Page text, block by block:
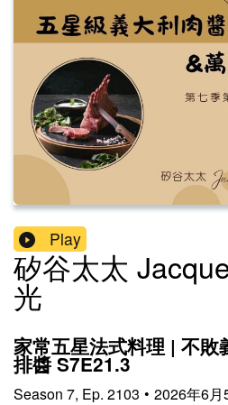
Play
矽谷太太
光
家常五星法式料理 | 不敗
排醬 S7E21.3
Season 7, Ep. 2103 • 2026年6月